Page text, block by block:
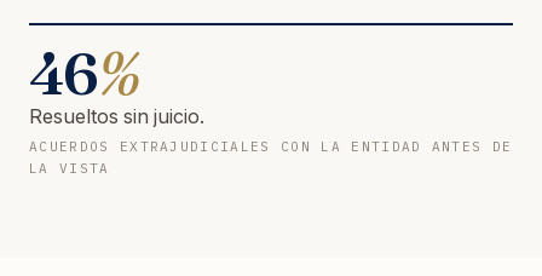
46%
Resueltos sin juicio.
ACUERDOS EXTRAJUDICIALES CON LA ENTIDAD ANTES DE
LA VISTA